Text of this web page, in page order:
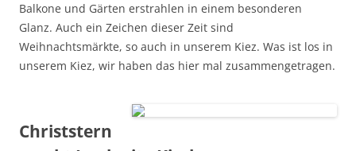
Balkone und Gärten erstrahlen in einem besonderen
Glanz. Auch ein Zeichen dieser Zeit sind
Weihnachtsmärkte, so auch in unserem Kiez. Was ist los in
unserem Kiez, wir haben das hier mal zusammengetragen.
Christstern